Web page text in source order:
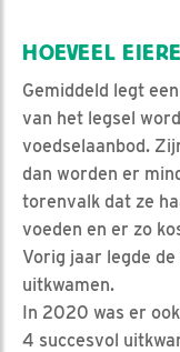
HOEVEEL
Gemiddeld legt
van het legsel
voedselaanbod.
dan worden er
torenvalk dat ze
voeden en er zo
Vorig jaar legde
uitkwamen.
In 2020 was er
4 succesvol